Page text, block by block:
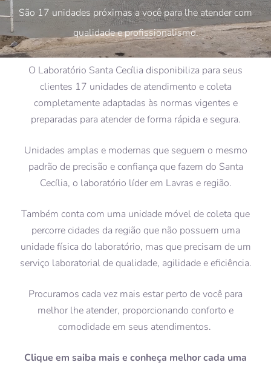
São 17 unidades próximas a você para lhe atender com
qualidade e profissionalismo.
O Laboratório Santa Cecília disponibiliza para seus
clientes 17 unidades de atendimento e coleta
completamente adaptadas às normas vigentes e
preparadas para atender de forma rápida e segura.
Unidades amplas e modernas que seguem o mesmo
padrão de precisão e confiança que fazem do Santa
Cecília, o laboratório líder em Lavras e região.
Também conta com uma unidade móvel de coleta que
percorre cidades da região que não possuem uma
unidade física do laboratório, mas que precisam de um
serviço laboratorial de qualidade, agilidade e eficiência.
Procuramos cada vez mais estar perto de você para
melhor lhe atender, proporcionando conforto e
comodidade em seus atendimentos.
Clique em saiba mais e conheça melhor cada uma